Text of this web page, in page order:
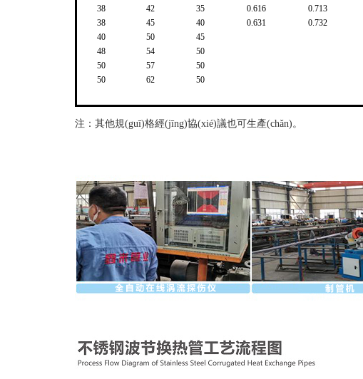
38
42 35 0.616 0.713
38
45 40 0.631 0.732
40
50 45
48
54 50
50
57 50
50
62 50
注：其他規(guī)格經(jīng)協(xié)議也可生產(chǎn)。